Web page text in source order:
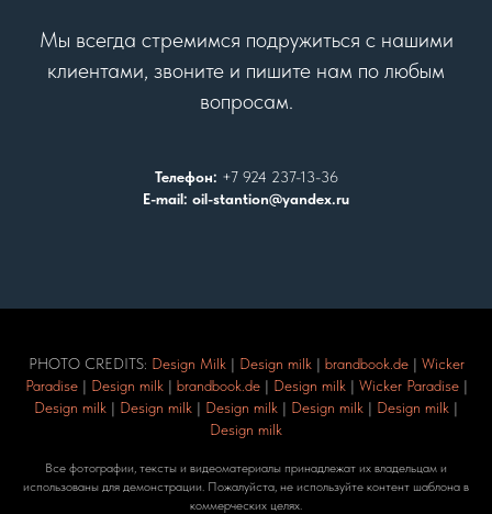
Мы всегда стремимся подружиться с нашими
клиентами, звоните и пишите нам по любым
вопросам.
Телефон: +7 924 237-13-36
E-mail: oil-stantion@yandex.ru
PHOTO CREDITS: Design Milk | Design milk | brandbook.de| Wicker
Paradise| Design milk | brandbook.de| Design milk | Wicker Paradise|
Design milk | Design milk | Design milk | Design milk | Design milk |
Design milk
Все фотографии, тексты и видеоматериалы принадлежат их владельцам и
использованы для демонстрации. Пожалуйста, не используйте контент шаблона в
коммерческих целях.